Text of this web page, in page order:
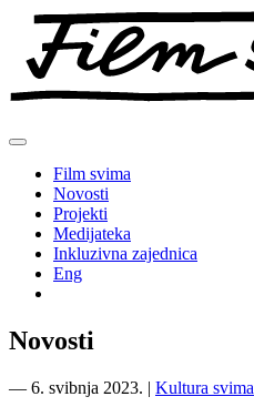
Preskoči
sadržaj
Film svima
Novosti
Projekti
Medijateka
Inkluzivna zajednica
Eng
Novosti
― 6. svibnja 2023. | Kultura svima